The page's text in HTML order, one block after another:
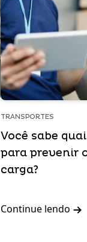
TRANSPORTES
Você sabe
para prevenir
carga?
Continue lendo